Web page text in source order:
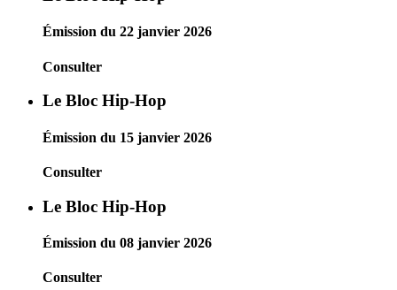
Émission du 22 janvier 2026
Consulter
Le Bloc Hip-Hop
Émission du 15 janvier 2026
Consulter
Le Bloc Hip-Hop
Émission du 08 janvier 2026
Consulter